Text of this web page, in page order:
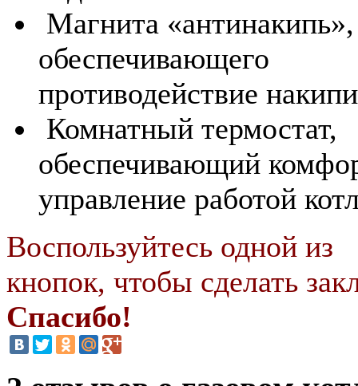
Магнита «антинакипь»,
обеспечивающего
противодействие
Комнатный термостат,
обеспечивающий
управление работой
Воспользуйтесь одной из
кнопок, чтобы сделать
Спасибо!